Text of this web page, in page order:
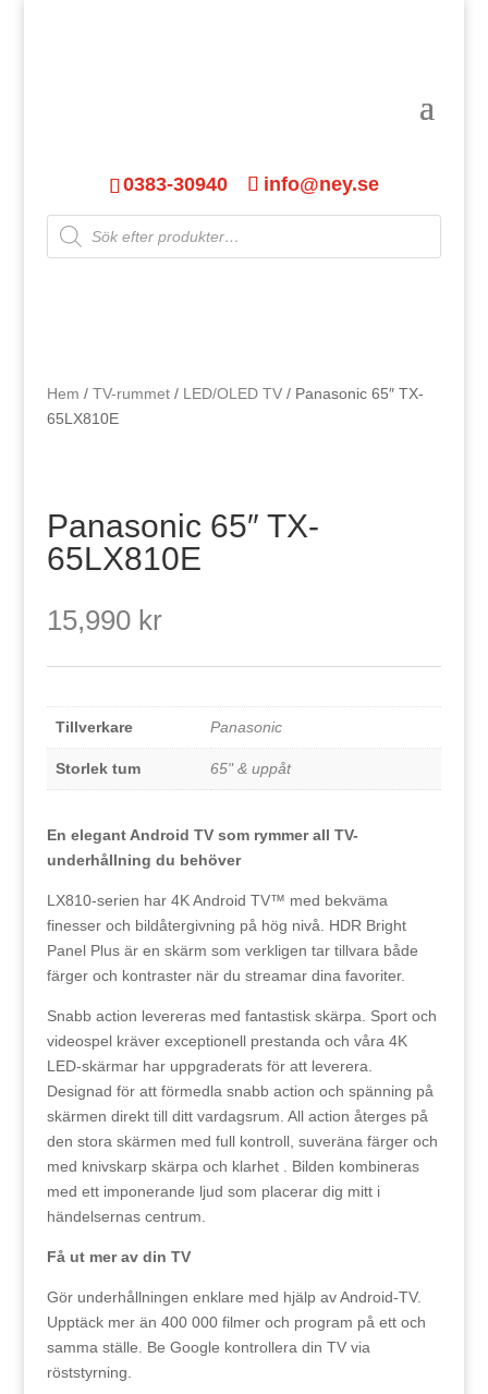
0383-30940 info@ney.se
Products
search
Hem / TV-rummet/ LED/OLED TV/ Panasonic 65″ TX-
65LX810E
Panasonic 65″ TX-
65LX810E
15,990 kr
Tillverkare Panasonic
Storlek tum 65" & uppåt
En elegant Android TV som rymmer all TV-
underhållning du behöver
LX810-serien har 4K Android TV™ med bekväma
finesser och bildåtergivning på hög nivå. HDR Bright
Panel Plus är en skärm som verkligen tar tillvara både
färger och kontraster när du streamar dina favoriter.
Snabb action levereras med fantastisk skärpa. Sport och
videospel kräver exceptionell prestanda och våra 4K
LED-skärmar har uppgraderats för att leverera.
Designad för att förmedla snabb action och spänning på
skärmen direkt till ditt vardagsrum. All action återges på
den stora skärmen med full kontroll, suveräna färger och
med knivskarp skärpa och klarhet . Bilden kombineras
med ett imponerande ljud som placerar dig mitt i
händelsernas centrum.
Få ut mer av din TV
Gör underhållningen enklare med hjälp av Android-TV.
Upptäck mer än 400 000 filmer och program på ett och
samma ställe. Be Google kontrollera din TV via
röststyrning.